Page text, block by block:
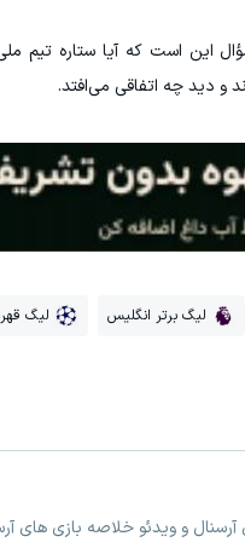
به جام جهانی، سؤال این است که آیا
و دید چه اتفاقی می‌افتد.
لیگ برتر انگلیس لیگ
و ویدئو خلاصه بازی های